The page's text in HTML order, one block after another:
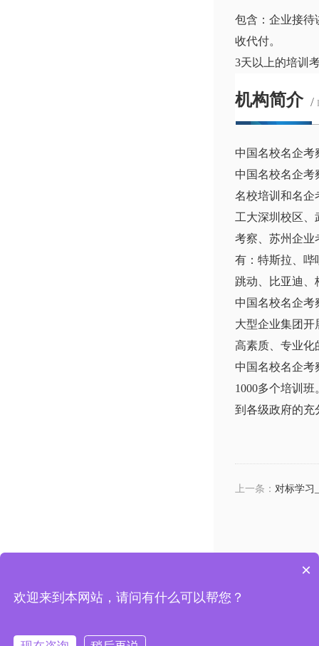
包含：企业接待
收代付。
3天以上的培训
机构简介 /
中国名校名企考
中国名校名企
名校培训和名企
工大深圳校区
考察、苏州企业
有：特斯拉、哔
跳动、比亚迪、
中国名校名企
大型企业集团
高素质、专业化
中国名校名企考
1000多个培训
到各级政府的充
上一条： 对标学习
上海市杨浦区国权路525号复旦复华科技楼
×
欢迎来到本网站，请问有什么可以帮您？